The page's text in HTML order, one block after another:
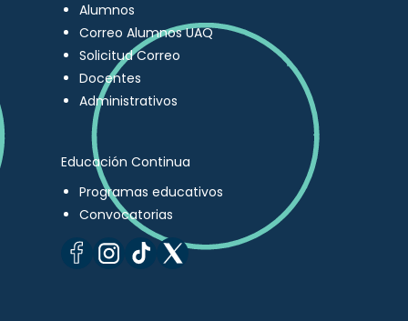
Alumnos
Correo Alumnos UAQ
Solicitud Correo
Docentes
Administrativos
Educación Continua
Programas educativos
Convocatorias